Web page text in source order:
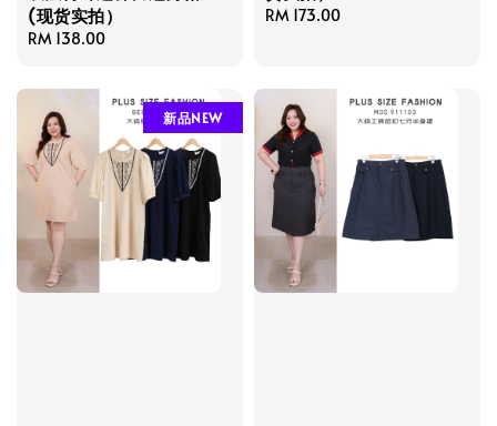
(现货实拍）
Regular
RM 138.00
Regular
RM 173.00
新品NEW